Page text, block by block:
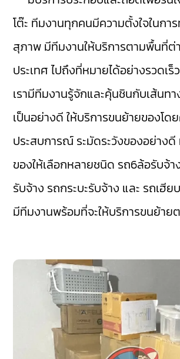
โต๊ะ ทีมงานทุกคนมีความตั้งใจในกา
สุภาพ มีทีมงานให้บริการตามพื้นที่ต่
ประเทศ ไปถึงที่หมายได้อย่างรวดเร็
เรามีทีมงานรู้จักและคุ้นชินกับเส้นท
เป็นอย่างดี ให้บริการขนย้ายของโด
ประสบการณ์ ระมัดระวังของอย่างดี
ของให้เลือกหลายชนิด รถ6ล้อรับจ้
รับจ้าง รถกระบะรับจ้าง และ รถเฮีย
มีทีมงานพร้อมที่จะให้บริการขนย้า